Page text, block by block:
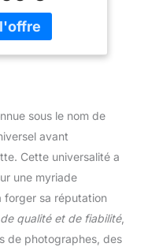
sous le nom de
avant
Cette universalité a
une myriade
forger sa réputation
qualité et de fiabilité,
de photographes, des